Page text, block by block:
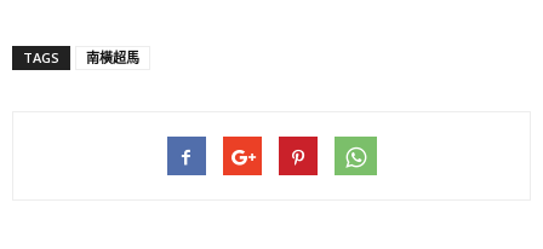
TAGS 南橫超馬